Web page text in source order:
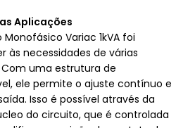
Aplicações
Variac 1kVA foi
às necessidades de várias
uma estrutura de
ele permite o ajuste contínuo e
Isso é possível através da
do circuito, que é controlada